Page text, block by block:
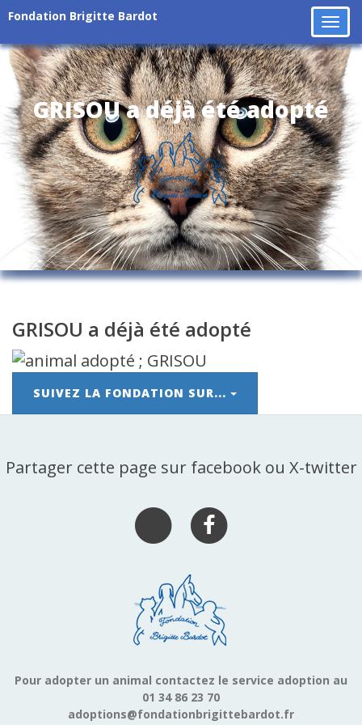
Fondation Brigitte Bardot
GRISOU a déjà été adopté
GRISOU a déjà été adopté
SUIVEZ LA FONDATION SUR...
Partager cette page sur facebook ou X-twitter
Pour adopter un animal contactez le service adoption au
01 34 86 23 70
adoptions@fondationbrigittebardot.fr